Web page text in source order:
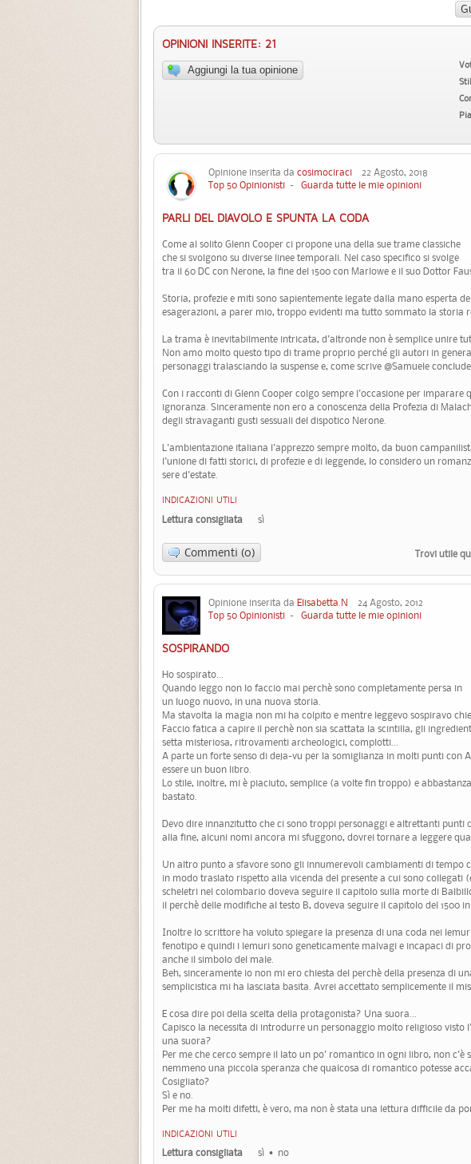
OPINIONI INSERITE: 21
Aggiungi la tua opinione
Opinione inserita da cosimociraci 22 Agosto, 2018
Top 50 Opinionisti - Guarda tutte le mie opinioni
PARLI DEL DIAVOLO E SPUNTA LA CODA
Come al solito Glenn Cooper ci propone una della sue trame classiche
che si svolgono su diverse linee temporali. Nel caso specifico si svolge
tra il 60 DC con Nerone, la fine del 1500 con Marlowe e il suo Dottor
Storia, profezie e miti sono sapientemente legate dalla mano esperta
esagerazioni, a parer mio, troppo evidenti ma tutto sommato la storia
La trama è inevitabilmente intricata, d'altronde non è semplice unire
Non amo molto questo tipo di trame proprio perché gli autori in
personaggi tralasciando la suspense e, come scrive @Samuele
Con i racconti di Glenn Cooper colgo sempre l'occasione per imparare
ignoranza. Sinceramente non ero a conoscenza della Profezia di
degli stravaganti gusti sessuali del dispotico Nerone.
L'ambientazione italiana l'apprezzo sempre molto, da buon
l'unione di fatti storici, di profezie e di leggende, lo considero un
sere d'estate.
INDICAZIONI UTILI
Lettura consigliata sì
Commenti (0) Trovi utile
Opinione inserita da Elisabetta.N 24 Agosto, 2012
Top 50 Opinionisti - Guarda tutte le mie opinioni
SOSPIRANDO
Ho sospirato...
Quando leggo non lo faccio mai perchè sono completamente persa in
un luogo nuovo, in una nuova storia.
Ma stavolta la magia non mi ha colpito e mentre leggevo sospiravo
Faccio fatica a capire il perchè non sia scattata la scintilla, gli
setta misteriosa, ritrovamenti archeologici, complotti...
A parte un forte senso di deja-vu per la somiglianza in molti punti con
essere un buon libro.
Lo stile, inoltre, mi è piaciuto, semplice (a volte fin troppo) e
bastato.
Devo dire innanzitutto che ci sono troppi personaggi e altrettanti punti
alla fine, alcuni nomi ancora mi sfuggono, dovrei tornare a leggere
Un altro punto a sfavore sono gli innumerevoli cambiamenti di tempo
in modo traslato rispetto alla vicenda del presente a cui sono collegati
scheletri nel colombario doveva seguire il capitolo sulla morte di
il perchè delle modifiche al testo B, doveva seguire il capitolo del 1500
Inoltre lo scrittore ha voluto spiegare la presenza di una coda nei
fenotipo e quindi i lemuri sono geneticamente malvagi e incapaci di
anche il simbolo del male.
Beh, sinceramente io non mi ero chiesta del perchè della presenza di
semplicistica mi ha lasciata basita. Avrei accettato semplicemente il
E cosa dire poi della scelta della protagonista? Una suora...
Capisco la necessita di introdurre un personaggio molto religioso visto
una suora?
Per me che cerco sempre il lato un po' romantico in ogni libro, non c'è
nemmeno una piccola speranza che qualcosa di romantico potesse
Cosigliato?
Sì e no.
Per me ha molti difetti, è vero, ma non è stata una lettura difficile da
INDICAZIONI UTILI
Lettura consigliata sì no